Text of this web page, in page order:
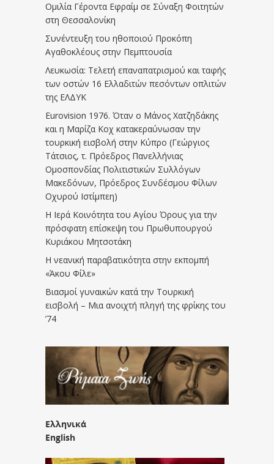
Ομιλία Γέροντα Εφραίμ σε Σύναξη Φοιτητών
στη Θεσσαλονίκη
Συνέντευξη του ηθοποιού Προκόπη
Αγαθοκλέους στην Πεμπτουσία
Λευκωσία: Τελετή επαναπατρισμού και ταφής
των οστών 16 Ελλαδιτών πεσόντων οπλιτών
της ΕΛΔΥΚ
Eurovision 1976. Όταν ο Μάνος Χατζηδάκης
και η Μαρίζα Κοχ κατακεραύνωσαν την
τουρκική εισβολή στην Κύπρο (Γεώργιος
Τάτσιος, τ. Πρόεδρος Πανελλήνιας
Ομοσπονδίας Πολιτιστικών Συλλόγων
Μακεδόνων, Πρόεδρος Συνδέσμου Φίλων
Οχυρού Ιστίμπεη)
Η Ιερά Κοινότητα του Αγίου Όρους για την
πρόσφατη επίσκεψη του Πρωθυπουργού
Κυριάκου Μητσοτάκη
Η νεανική παραβατικότητα στην εκπομπή
«Άκου Φίλε»
Βιασμοί γυναικών κατά την Τουρκική
εισβολή – Μια ανοιχτή πληγή της φρίκης του
’74
Ελληνικά
English